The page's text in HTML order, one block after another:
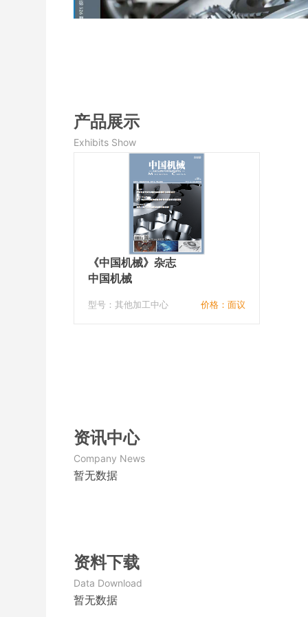
产品展示
Exhibits Show
《中国机械》杂志
中国机械
型号：其他加工中心 价格：面议
资讯中心
Company News
暂无数据
资料下载
Data Download
暂无数据